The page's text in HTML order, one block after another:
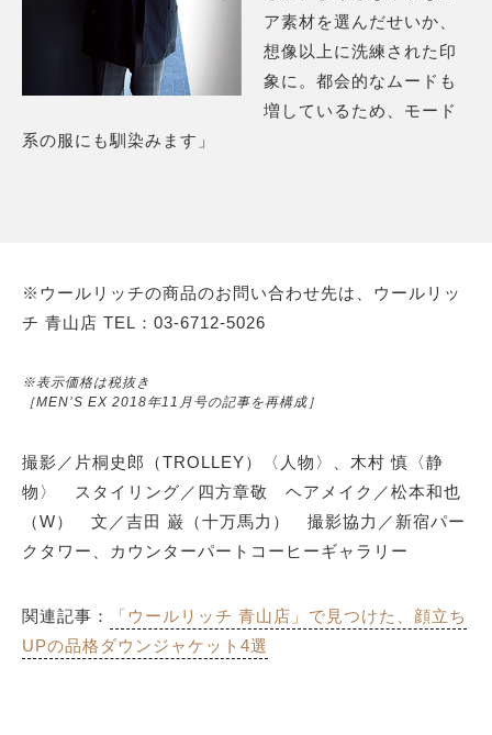
ア素材を選んだせいか、
想像以上に洗練された印
象に。都会的なムードも
増しているため、モード
系の服にも馴染みます」
※ウールリッチの商品のお問い合わせ先は、ウールリッ
チ 青山店 TEL：03-6712-5026
※表示価格は税抜き
［MEN’S EX 2018年11月号の記事を再構成］
撮影／片桐史郎（TROLLEY）〈人物〉、木村 慎〈静
物〉 スタイリング／四方章敬 ヘアメイク／松本和也
（W） 文／吉田 巌（十万馬力） 撮影協力／新宿パー
クタワー、カウンターパートコーヒーギャラリー
関連記事：
「ウールリッチ 青山店」で見つけた、顔立ち
UPの品格ダウンジャケット4選